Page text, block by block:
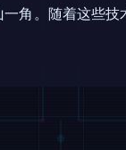
角。随着这些